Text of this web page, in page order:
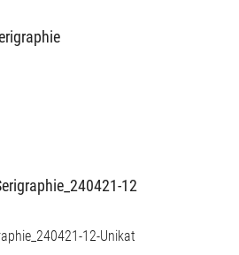
12-Unikat